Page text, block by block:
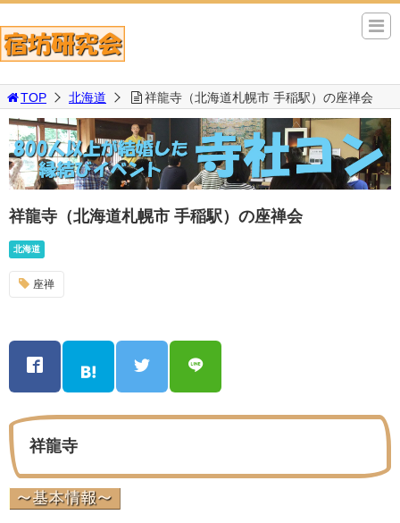
TOP 北海道 祥龍寺（北海道札幌市 手稲駅）の座禅会
祥龍寺（北海道札幌市 手稲駅）の座禅会
北海道
座禅
祥龍寺